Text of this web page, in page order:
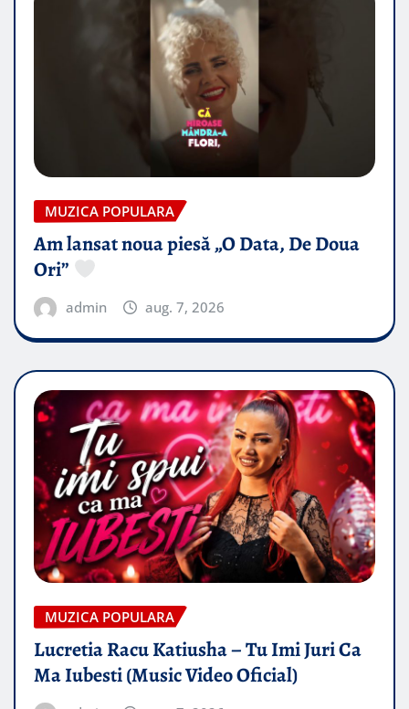
MUZICA POPULARA
Am lansat noua piesă „O Data, De Doua
Ori”
admin aug. 7, 2026
MUZICA POPULARA
Lucretia Racu Katiusha – Tu Imi Juri Ca
Ma Iubesti (Music Video Oficial)